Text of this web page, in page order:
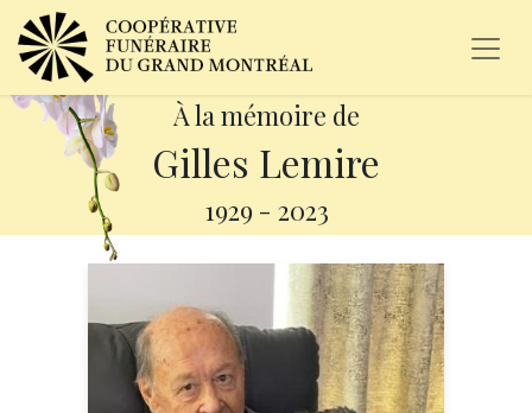
À la mémoire de
Gilles Lemire
1929 - 2023